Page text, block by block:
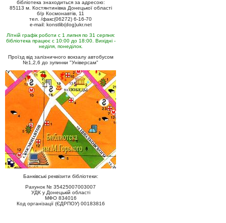
бібліотека знаходиться за адресою:
85113 м. Костянтинівка Донецької області
б/р Космонавтів, 11
тел. /факс(06272) 6-16-70
e-mail: konstlib(dog)ukr.net
Літній графік роботи с 1 липня по 31 серпня:
бібліотека працює с 10:00 до 18:00. Вихідні -
неділя, понеділок.
Проїзд від залізничного вокзалу автобусом
№1,2,6 до зупинки "Універсам"
Банківські реквізити бібліотеки:
Рахунок № 35425007003007
УДК у Донецькій області
МФО 834016
Код організації (ЄДРПОУ) 00183816